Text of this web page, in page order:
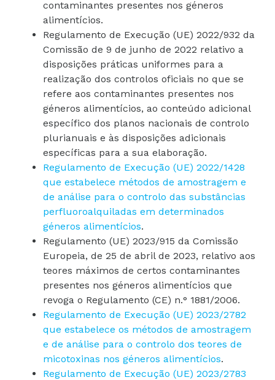
contaminantes presentes nos géneros
alimentícios.
Regulamento de Execução (UE) 2022/932 da
Comissão de 9 de junho de 2022 relativo a
disposições práticas uniformes para a
realização dos controlos oficiais no que se
refere aos contaminantes presentes nos
géneros alimentícios, ao conteúdo adicional
específico dos planos nacionais de controlo
plurianuais e às disposições adicionais
específicas para a sua elaboração.
Regulamento de Execução (UE) 2022/1428
que estabelece métodos de amostragem e
de análise para o controlo das substâncias
perfluoroalquiladas em determinados
géneros alimentícios.
Regulamento (UE) 2023/915 da Comissão
Europeia, de 25 de abril de 2023, relativo aos
teores máximos de certos contaminantes
presentes nos géneros alimentícios que
revoga o Regulamento (CE) n.° 1881/2006.
Regulamento de Execução (UE) 2023/2782
que estabelece os métodos de amostragem
e de análise para o controlo dos teores de
micotoxinas nos géneros alimentícios.
Regulamento de Execução (UE) 2023/2783